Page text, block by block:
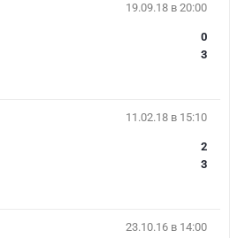
19.09.18 в 20:00
0
3
11.02.18 в 15:10
2
3
23.10.16 в 14:00